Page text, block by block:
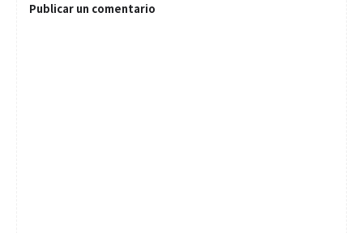
Publicar un comentario